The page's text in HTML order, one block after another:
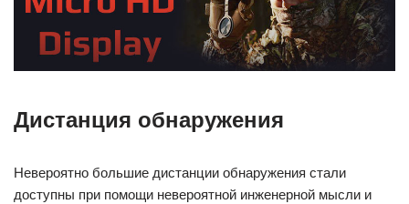
Дистанция обнаружения
Невероятно большие дистанции обнаружения стали
доступны при помощи невероятной инженерной мысли и